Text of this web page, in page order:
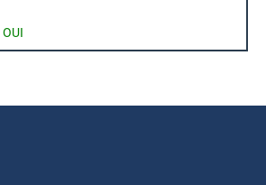
OUI